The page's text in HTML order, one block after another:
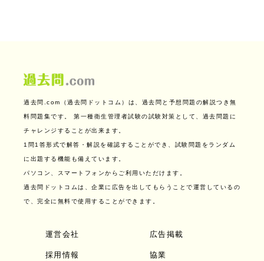
過去問.com（過去問ドットコム）は、過去問と予想問題の解説つき無
料問題集です。 第一種衛生管理者試験の試験対策として、過去問題に
チャレンジすることが出来ます。
1問1答形式で解答・解説を確認することができ、試験問題をランダム
に出題する機能も備えています。
パソコン、スマートフォンからご利用いただけます。
過去問ドットコムは、企業に広告を出してもらうことで運営しているの
で、完全に無料で使用することができます。
運営会社 広告掲載
採用情報 協業